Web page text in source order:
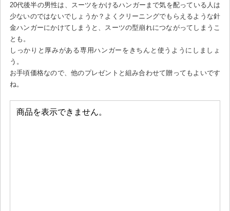
20代後半の男性は、スーツをかけるハンガーまで気を配っている人は
少ないのではないでしょうか？よくクリーニングでもらえるような針
金ハンガーにかけてしまうと、スーツの型崩れにつながってしまうこ
とも。
しっかりと厚みがある専用ハンガーをきちんと使うようにしましょ
う。
お手頃価格なので、他のプレゼントと組み合わせて贈ってもよいです
ね。